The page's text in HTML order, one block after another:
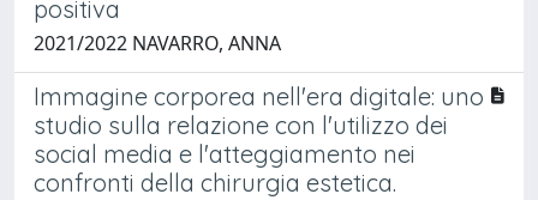
positiva
2021/2022 NAVARRO, ANNA
Immagine corporea nell'era digitale: uno
studio sulla relazione con l'utilizzo dei
social media e l'atteggiamento nei
confronti della chirurgia estetica.